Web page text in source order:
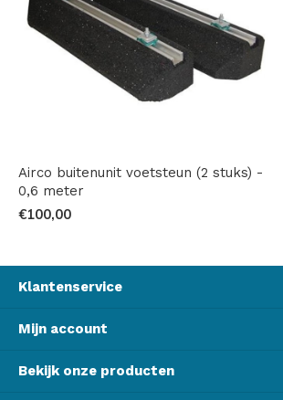
Airco buitenunit voetsteun (2 stuks) -
0,6 meter
€100,00
Klantenservice
Mijn account
Bekijk onze producten